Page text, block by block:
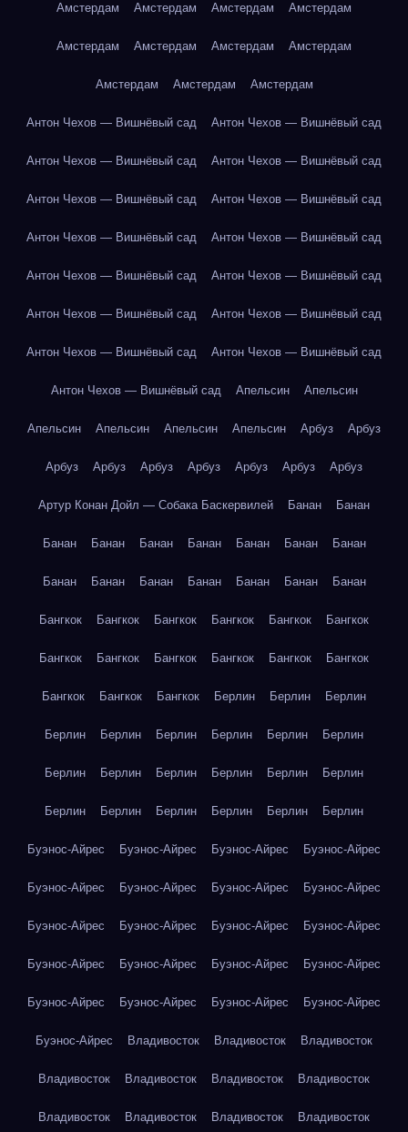
Амстердам Амстердам Амстердам Амстердам
Амстердам Амстердам Амстердам Амстердам
Амстердам Амстердам Амстердам
Антон Чехов — Вишнёвый сад Антон Чехов — Вишнёвый сад
Антон Чехов — Вишнёвый сад Антон Чехов — Вишнёвый сад
Антон Чехов — Вишнёвый сад Антон Чехов — Вишнёвый сад
Антон Чехов — Вишнёвый сад Антон Чехов — Вишнёвый сад
Антон Чехов — Вишнёвый сад Антон Чехов — Вишнёвый сад
Антон Чехов — Вишнёвый сад Антон Чехов — Вишнёвый сад
Антон Чехов — Вишнёвый сад Антон Чехов — Вишнёвый сад
Антон Чехов — Вишнёвый сад Апельсин Апельсин
Апельсин Апельсин Апельсин Апельсин Арбуз Арбуз
Арбуз Арбуз Арбуз Арбуз Арбуз Арбуз Арбуз
Артур Конан Дойл — Собака Баскервилей Банан Банан
Банан Банан Банан Банан Банан Банан Банан
Банан Банан Банан Банан Банан Банан Банан
Бангкок Бангкок Бангкок Бангкок Бангкок Бангкок
Бангкок Бангкок Бангкок Бангкок Бангкок Бангкок
Бангкок Бангкок Бангкок Берлин Берлин Берлин
Берлин Берлин Берлин Берлин Берлин Берлин
Берлин Берлин Берлин Берлин Берлин Берлин
Берлин Берлин Берлин Берлин Берлин Берлин
Буэнос-Айрес Буэнос-Айрес Буэнос-Айрес Буэнос-Айрес
Буэнос-Айрес Буэнос-Айрес Буэнос-Айрес Буэнос-Айрес
Буэнос-Айрес Буэнос-Айрес Буэнос-Айрес Буэнос-Айрес
Буэнос-Айрес Буэнос-Айрес Буэнос-Айрес Буэнос-Айрес
Буэнос-Айрес Буэнос-Айрес Буэнос-Айрес Буэнос-Айрес
Буэнос-Айрес Владивосток Владивосток Владивосток
Владивосток Владивосток Владивосток Владивосток
Владивосток Владивосток Владивосток Владивосток